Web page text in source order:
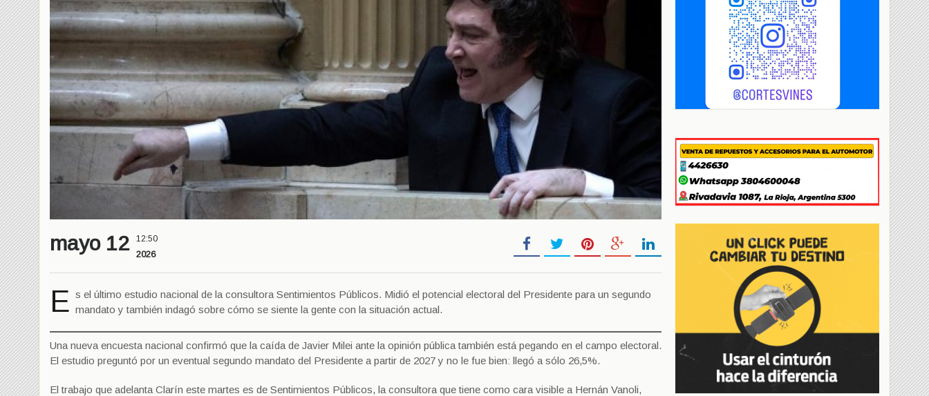
mayo 12 12:50
2026
E s el último estudio nacional de la consultora Sentimientos Públicos. Midió el potencial electoral del Presidente para un segundo
mandato y también indagó sobre cómo se siente la gente con la situación actual.
Una nueva encuesta nacional confirmó que la caída de Javier Milei ante la opinión pública también está pegando en el campo electoral.
El estudio preguntó por un eventual segundo mandato del Presidente a partir de 2027 y no le fue bien: llegó a sólo 26,5%.
El trabajo que adelanta Clarín este martes es de Sentimientos Públicos, la consultora que tiene como cara visible a Hernán Vanoli,